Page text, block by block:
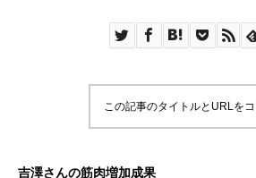
この記事のタイトルとURLを
吉澤さんの筋肉増加成果